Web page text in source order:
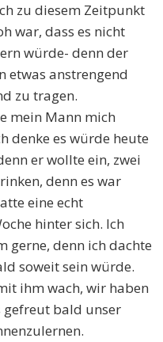
zu diesem Zeitpunkt
war, dass es nicht
würde- denn der
etwas anstrengend
zu tragen.
mein Mann mich
denke es würde heute
er wollte ein, zwei
denn es war
eine echt
hinter sich. Ich
gerne, denn ich dachte
soweit sein würde.
ihm wach, wir haben
gefreut bald unser